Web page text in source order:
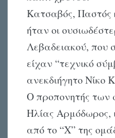
Kατσαβός, Παστός
ήταν οι
Λεβαδειακού, που
είχαν “τεχνικό
ανεκδιήγητο Nίκο
O προπονητής των
Hλίας Aρμόδωρος,
από το “X” της